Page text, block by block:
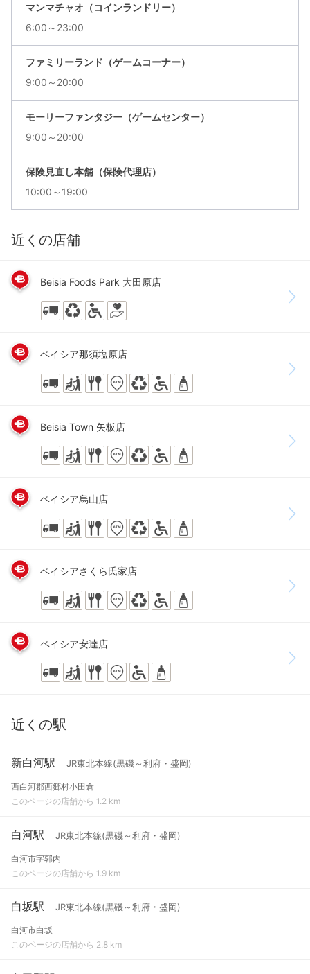
マンマチャオ（コインランドリー）
6:00～23:00
ファミリーランド（ゲームコーナー）
9:00～20:00
モーリーファンタジー（ゲームセンター）
9:00～20:00
保険見直し本舗（保険代理店）
10:00～19:00
近くの店舗
Beisia Foods Park 大田原店
ベイシア那須塩原店
Beisia Town 矢板店
ベイシア烏山店
ベイシアさくら氏家店
ベイシア安達店
近くの駅
新白河駅 JR東北本線(黒磯～利府・盛岡)
西白河郡西郷村小田倉
このページの店舗から 1.2 km
白河駅 JR東北本線(黒磯～利府・盛岡)
白河市字郭内
このページの店舗から 1.9 km
白坂駅 JR東北本線(黒磯～利府・盛岡)
白河市白坂
このページの店舗から 2.8 km